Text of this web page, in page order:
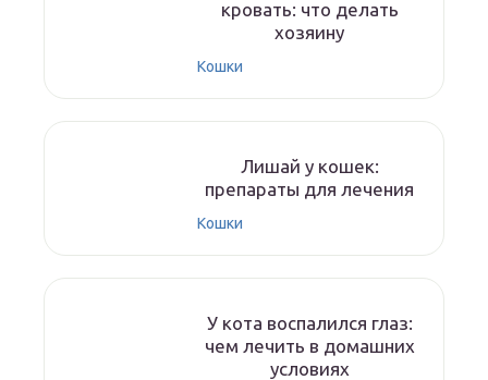
кровать: что делать
хозяину
Кошки
Лишай у кошек:
препараты для лечения
Кошки
У кота воспалился глаз:
чем лечить в домашних
условиях